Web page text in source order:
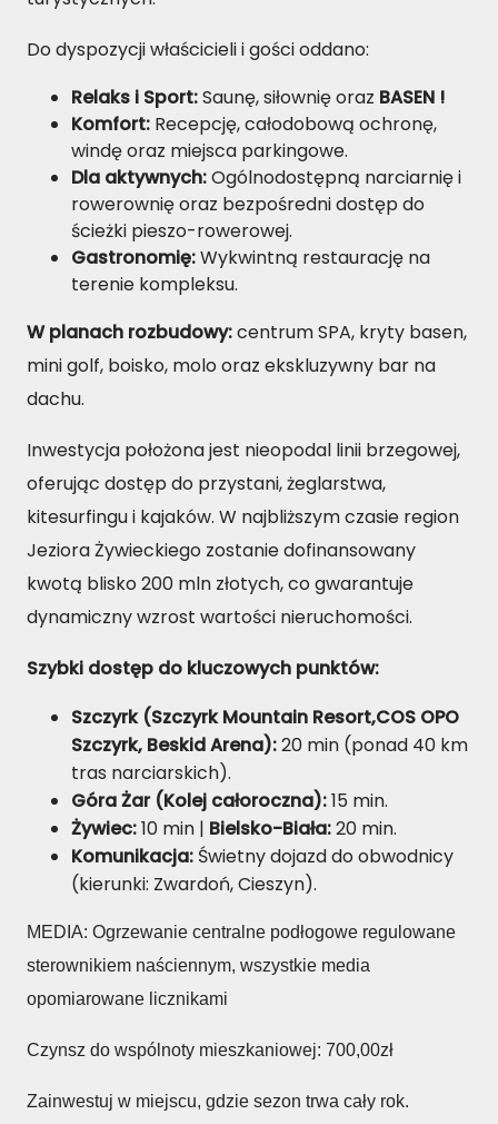
Do dyspozycji właścicieli i gości oddano:
Relaks i Sport:Saunę, siłownię oraz BASEN !
Komfort: Recepcję, całodobową ochronę,
windę oraz miejsca parkingowe.
Dla aktywnych:Ogólnodostępną narciarnię i
rowerownię oraz bezpośredni dostęp do
ścieżki pieszo-rowerowej.
Gastronomię:Wykwintną restaurację na
terenie kompleksu.
W planach rozbudowy:centrum SPA, kryty basen,
mini golf, boisko, molo oraz ekskluzywny bar na
dachu.
Inwestycja położona jest nieopodal linii brzegowej,
oferując dostęp do przystani, żeglarstwa,
kitesurfingu i kajaków. W najbliższym czasie region
Jeziora Żywieckiego zostanie dofinansowany
kwotą blisko 200 mln złotych, co gwarantuje
dynamiczny wzrost wartości nieruchomości.
Szybki dostęp do kluczowych punktów:
Szczyrk (Szczyrk Mountain Resort,COS OPO
Szczyrk, Beskid Arena):20 min (ponad 40 km
tras narciarskich).
Góra Żar (Kolej całoroczna):15 min.
Żywiec:10 min | Bielsko-Biała:20 min.
Komunikacja: Świetny dojazd do obwodnicy
(kierunki: Zwardoń, Cieszyn).
MEDIA: Ogrzewanie centralne podłogowe regulowane
sterownikiem naściennym, wszystkie media
opomiarowane licznikami
Czynsz do wspólnoty mieszkaniowej: 700,00zł
Zainwestuj w miejscu, gdzie sezon trwa cały rok.